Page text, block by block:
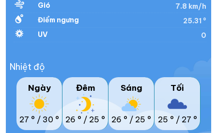
Gió
7.8 km/h
Điểm ngưng
25.31 °
UV
0
Nhiệt độ
Ngày
27 ° / 30 °
Đêm
26 ° / 25 °
Sáng
26 ° / 25 °
Tối
25 ° / 27 °